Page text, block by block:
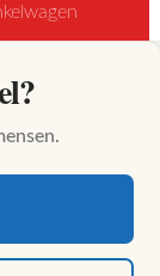
product
meerdere
variaties.